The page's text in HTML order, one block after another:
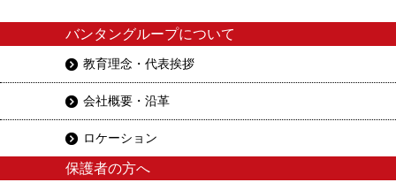
バンタングループについて
教育理念・代表挨拶
会社概要・沿革
ロケーション
保護者の方へ